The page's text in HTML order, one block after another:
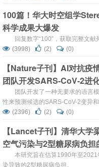
100篇！华大时空组学
科学成果大爆发
回复数字“100”，获取完整文献
(3998)
(2) (0)
【Nature子刊】AI对抗疫
团队开发SARS-CoV-2进
团队开发了一种无要求的语言
性来预测候选的SARS-CoV-2变异和
(2396)
(2) (0)
【Lancet子刊】清华大学
空气污染与2型糖尿病负
本研究旨在估算1990年至
染导致的2型糖尿病负担。